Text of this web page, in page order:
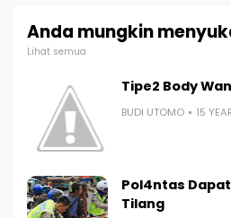
Anda mungkin
Lihat semua
Tipe2 Body
BUDI UTOMO 15
Pol4ntas Dapat
Tilang